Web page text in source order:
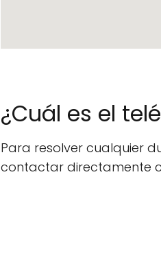
¿Cuál es el
Para resolver cualquier
contactar directamente